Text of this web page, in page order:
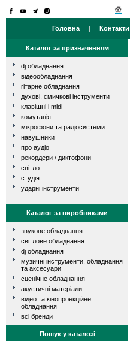
Головна | Контакти
Каталог за призначенням
dj обладнання
відеообладнання
гітарне обладнання
духові, смичкові інструменти
клавішні і midi
комутація
мікрофони та радіосистеми
навушники
про аудіо
рекордери / диктофони
світло
студія
ударні інструменти
Каталог за виробниками
звукове обладнання
світлове обладнання
dj обладнання
музичні інструменти, обладнання
та аксесуари
сценічне обладнання
акустичні матеріали
відео та кінопроекційне
обладнання
всі бренди
Пошук у каталозі